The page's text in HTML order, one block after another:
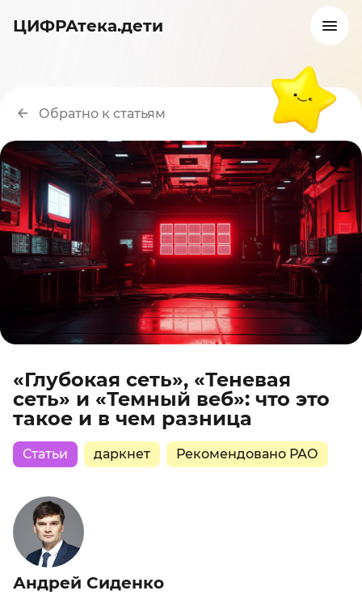
ЦИФРАтека.дети
Обратно к статьям
Статьи даркнет Рекомендовано РАО
«Глубокая сеть», «Теневая
сеть» и «Темный веб»: что это
такое и в чем разница
Андрей Сиденко